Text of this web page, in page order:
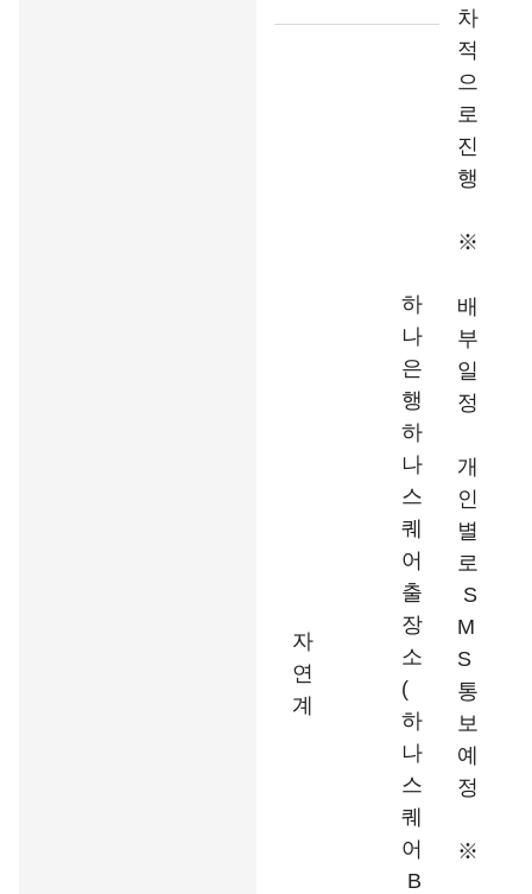
차
적
으
로
진
행
※
배
부
일
정
개
인
별
로
S
M
S
통
보
예
정
※
자
연
계
하
나
은
행
하
나
스
퀘
어
출
장
소
(
하
나
스
퀘
어
B